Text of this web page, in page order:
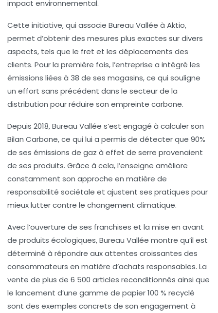
impact environnemental.
Cette initiative, qui associe Bureau Vallée à Aktio,
permet d’obtenir des mesures plus exactes sur divers
aspects, tels que le fret et les déplacements des
clients. Pour la première fois, l’entreprise a intégré les
émissions liées à 38 de ses magasins, ce qui souligne
un effort sans précédent dans le secteur de la
distribution pour réduire son empreinte carbone.
Depuis 2018, Bureau Vallée s’est engagé à calculer son
Bilan Carbone, ce qui lui a permis de détecter que 90%
de ses émissions de gaz à effet de serre provenaient
de ses produits. Grâce à cela, l’enseigne améliore
constamment son approche en matière de
responsabilité sociétale et ajustent ses pratiques pour
mieux lutter contre le changement climatique.
Avec l’ouverture de ses franchises et la mise en avant
de produits écologiques, Bureau Vallée montre qu’il est
déterminé à répondre aux attentes croissantes des
consommateurs en matière d’achats responsables. La
vente de plus de 6 500 articles reconditionnés ainsi que
le lancement d’une gamme de papier 100 % recyclé
sont des exemples concrets de son engagement à